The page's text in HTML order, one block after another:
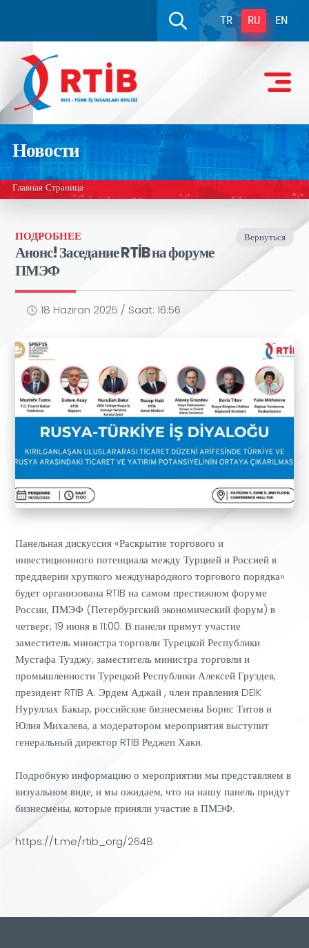
TR RU EN
Новости
Главная Страница
Вернуться
ПОДРОБНЕЕ
Анонс! Заседание RTİB на форуме
ПМЭФ
18 Haziran 2025 / Saat: 16:56
Панельная дискуссия «Раскрытие торгового и
инвестиционного потенциала между Турцией и Россией в
преддверии хрупкого международного торгового порядка»
будет организована RTİB на самом престижном форуме
России, ПМЭФ (Петербургский экономический форум) в
четверг, 19 июня в 11:00. В панели примут участие
заместитель министра торговли Турецкой Республики
Мустафа Тузджу, заместитель министра торговли и
промышленности Турецкой Республики Алексей Груздев,
президент RTİB А. Эрдем Аджай , член правления DEİK
Нуруллах Бакыр, российские бизнесмены Борис Титов и
Юлия Михалева, а модератором мероприятия выступит
генеральный директор RTİB Реджеп Хаки.
Подробную информацию о мероприятии мы представляем в
визуальном виде, и мы ожидаем, что на нашу панель придут
бизнесмены, которые приняли участие в ПМЭФ.
https://t.me/rtib_org/2648